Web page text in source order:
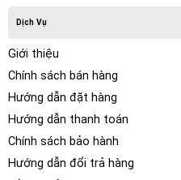
Dịch Vụ
Giới thiệu
Chính sách bán hàng
Hướng dẫn đặt hàng
Hướng dẫn thanh toán
Chính sách bảo hành
Hướng dẫn đổi trả hàng